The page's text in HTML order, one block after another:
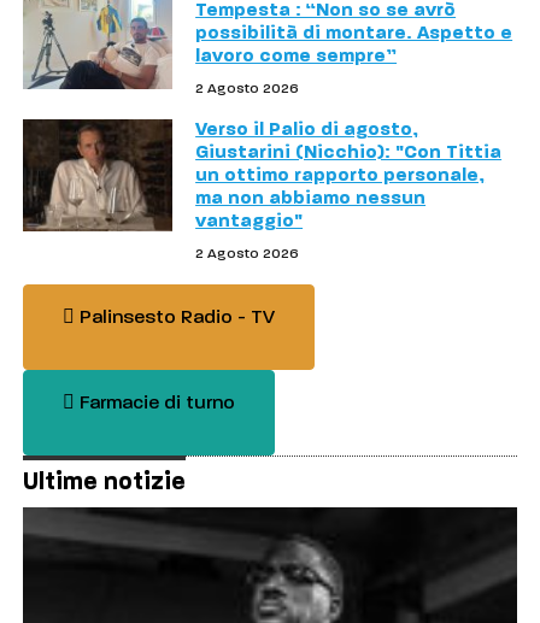
Tempesta : “Non so se avrò
possibilità di montare. Aspetto e
lavoro come sempre”
2 Agosto 2026
Verso il Palio di agosto,
Giustarini (Nicchio): "Con Tittia
un ottimo rapporto personale,
ma non abbiamo nessun
vantaggio"
2 Agosto 2026
Palinsesto Radio - TV
Farmacie di turno
Ultime notizie